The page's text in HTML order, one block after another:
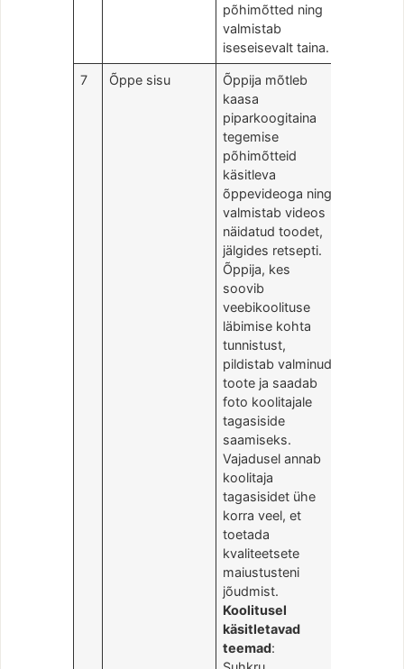
põhimõtted ning
valmistab
iseseisevalt taina.
7 Õppe sisu
Õppija mõtleb
kaasa
piparkoogitaina
tegemise
põhimõtteid
käsitleva
õppevideoga ning
valmistab videos
näidatud toodet,
jälgides retsepti.
Õppija, kes
soovib
veebikoolituse
läbimise kohta
tunnistust,
pildistab valminud
toote ja saadab
foto koolitajale
tagasiside
saamiseks.
Vajadusel annab
koolitaja
tagasisidet ühe
korra veel, et
toetada
kvaliteetsete
maiustusteni
jõudmist.
Koolitusel
käsitletavad
teemad: